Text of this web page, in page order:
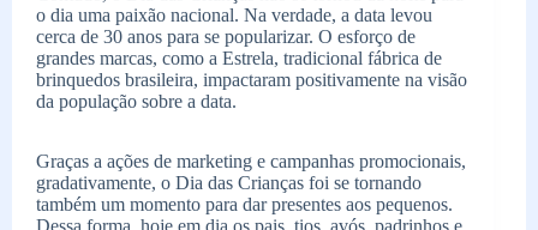
o dia uma paixão nacional. Na verdade, a data levou
cerca de 30 anos para se popularizar. O esforço de
grandes marcas, como a Estrela, tradicional fábrica de
brinquedos brasileira, impactaram positivamente na visão
da população sobre a data.
Graças a ações de marketing e campanhas promocionais,
gradativamente, o Dia das Crianças foi se tornando
também um momento para dar presentes aos pequenos.
Dessa forma, hoje em dia os pais, tios, avós, padrinhos e